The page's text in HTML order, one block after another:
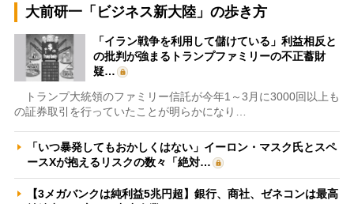
大前研一「ビジネス新大陸」の歩き方
「イラン戦争を利用して儲けている」利益相反と
の批判が強まるトランプファミリーの不正蓄財
疑…
トランプ大統領のファミリー信託が今年1～3月に3000回以上も
の証券取引を行っていたことが明らかになり…
「いつ暴発してもおかしくはない」イーロン・マスク氏とスペ
ースXが抱えるリスクの数々「絶対…
【3メガバンクは純利益5兆円超】銀行、商社、ゼネコンは最高